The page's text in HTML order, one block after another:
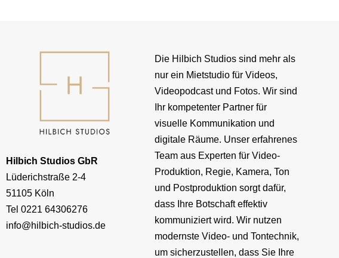
Hilbich Studios GbR
Lüderichstraße 2-4
51105 Köln
Tel 0221 64306276
info@hilbich-studios.de
Die Hilbich Studios sind mehr als
nur ein Mietstudio für Videos,
Videopodcast und Fotos. Wir sind
Ihr kompetenter Partner für
visuelle Kommunikation und
digitale Räume. Unser erfahrenes
Team aus Experten für Video-
Produktion, Regie, Kamera, Ton
und Postproduktion sorgt dafür,
dass Ihre Botschaft effektiv
kommuniziert wird. Wir nutzen
modernste Video- und Tontechnik,
um sicherzustellen, dass Sie Ihre